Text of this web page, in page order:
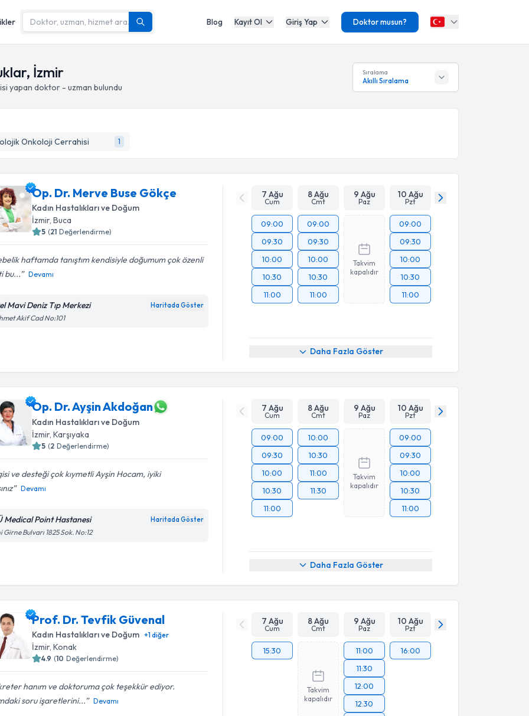
Blog Kayıt Ol Giriş Yap Doktor musun?
İzmir
yapan doktor - uzman bulundu
Sıralama
Akıllı Sıralama
Onkoloji Cerrahisi 1
Op. Dr. Merve Buse Gökçe
Kadın Hastalıkları ve Doğum
İzmir, Buca
5 (21 Değerlendirme)
haftamda tanıştım kendisiyle doğumum çok özenli
bu...
Devamı
Mavi Deniz Tıp Merkezi Haritada Göster
Akif Cad No:101
7 Ağu
Cum
8 Ağu
Cmt
9 Ağu
Paz
10 Ağu
Pzt
09:00
09:30
10:00
10:30
11:00
09:00
09:30
10:00
10:30
11:00
Takvim
kapalıdır
09:00
09:30
10:00
10:30
11:00
Daha Fazla Göster
Op. Dr. Ayşin Akdoğan
Kadın Hastalıkları ve Doğum
İzmir, Karşıyaka
5 (2 Değerlendirme)
ve desteği çok kıymetli Ayşin Hocam, iyiki
Devamı
Medical Point Hastanesi Haritada Göster
Girne Bulvarı 1825 Sok. No:12
7 Ağu
Cum
8 Ağu
Cmt
9 Ağu
Paz
10 Ağu
Pzt
09:00
09:30
10:00
10:30
11:00
10:00
10:30
11:00
11:30
Takvim
kapalıdır
09:00
09:30
10:00
10:30
11:00
Daha Fazla Göster
Prof. Dr. Tevfik Güvenal
Kadın Hastalıkları ve Doğum +1diğer
İzmir, Konak
4.9 (10 Değerlendirme)
hanım ve doktoruma çok teşekkür ediyor.
soru işaretlerini...
Devamı
7 Ağu
Cum
8 Ağu
Cmt
9 Ağu
Paz
10 Ağu
Pzt
15:30
Takvim
kapalıdır
11:00
11:30
12:00
12:30
16:00